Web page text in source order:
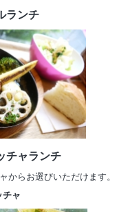
ランチ
チャランチ
からお選びいただけます。
ャ